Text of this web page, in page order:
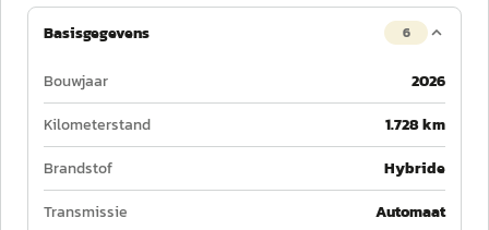
Basisgegevens 6
Bouwjaar
2026
Kilometerstand
1.728 km
Brandstof
Hybride
Transmissie
Automaat